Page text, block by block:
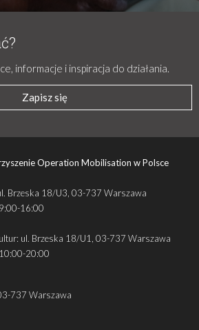
informacje i inspiracja do działania.
Zapisz się
Operation Mobilisation w Polsce
Brzeska 18/U3, 03-737 Warszawa
16:00
ul. Brzeska 18/U1, 03-737 Warszawa
20:00
737 Warszawa